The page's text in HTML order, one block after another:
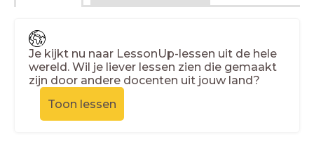
Je kijkt nu naar LessonUp-lessen uit de hele
wereld. Wil je liever lessen zien die gemaakt
zijn door andere docenten uit jouw land?
Toon lessen